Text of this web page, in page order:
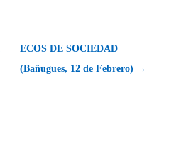
ECOS DE SOCIEDAD
(Bañugues, 12 de Febrero) →